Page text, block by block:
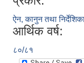
ऐन, कानुन तथा
आर्थिक वर्ष:
८०/८१